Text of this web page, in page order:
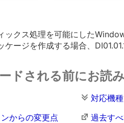
ックス処理を可能にした
ケージを作成する場合、
ドされる前にお読
対応機種
からの変更点
過去す